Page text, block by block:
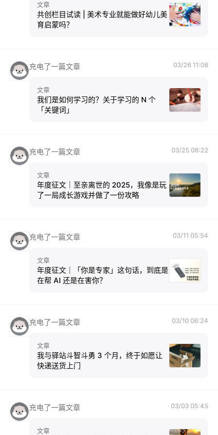
文章
共创栏目试读 | 美术专业就能做好幼儿美
育启蒙吗？
充电了一篇文章 03/26 11:08
文章
我们是如何学习的？关于学习的 N 个
「关键词」
充电了一篇文章 03/25 08:22
文章
年度征文｜至亲离世的 2025，我像是玩
了一局成长游戏并做了一份攻略
充电了一篇文章 03/11 05:54
文章
年度征文｜「你是专家」这句话，到底是
在帮 AI 还是在害你？
充电了一篇文章 03/10 06:24
文章
我与驿站斗智斗勇 3 个月，终于如愿让
快递送货上门
充电了一篇文章 03/03 05:45
文章